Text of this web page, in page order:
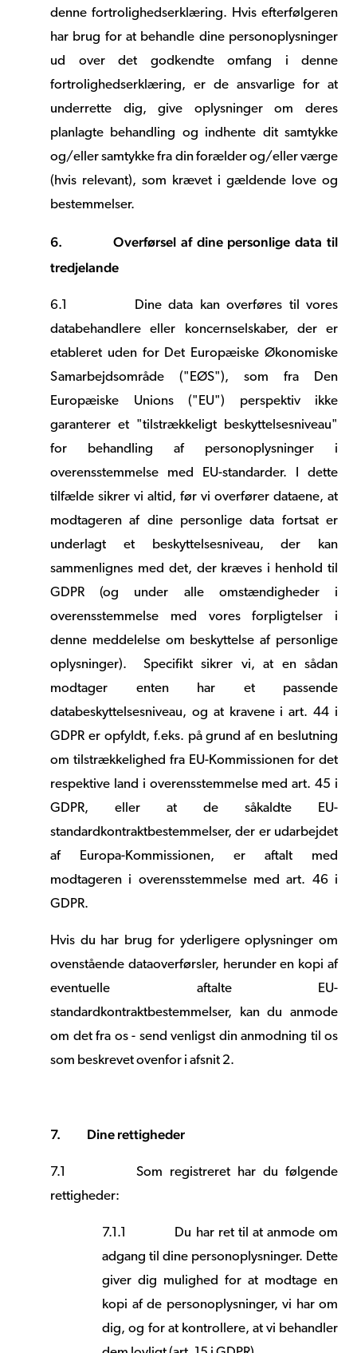
denne fortrolighedserklæring. Hvis efterfølgeren
har brug for at behandle dine personoplysninger
ud over det godkendte omfang i denne
fortrolighedserklæring, er de ansvarlige for at
underrette dig, give oplysninger om deres
planlagte behandling og indhente dit samtykke
og/eller samtykke fra din forælder og/eller værge
(hvis relevant), som krævet i gældende love og
bestemmelser.
6.
Overførsel af dine personlige data til
tredjelande
6.1
Dine data kan overføres til vores
databehandlere eller koncernselskaber, der er
etableret uden for Det Europæiske Økonomiske
Samarbejdsområde ("EØS"), som fra Den
Europæiske Unions ("EU") perspektiv ikke
garanterer et "tilstrækkeligt beskyttelsesniveau"
for behandling af personoplysninger i
overensstemmelse med EU-standarder. I dette
tilfælde sikrer vi altid, før vi overfører dataene, at
modtageren af dine personlige data fortsat er
underlagt et beskyttelsesniveau, der kan
sammenlignes med det, der kræves i henhold til
GDPR (og under alle omstændigheder i
overensstemmelse med vores forpligtelser i
denne meddelelse om beskyttelse af personlige
oplysninger). Specifikt sikrer vi, at en sådan
modtager enten har et passende
databeskyttelsesniveau, og at kravene i art. 44 i
GDPR er opfyldt, f.eks. på grund af en beslutning
om tilstrækkelighed fra EU-Kommissionen for det
respektive land i overensstemmelse med art. 45 i
GDPR, eller at de såkaldte EU-
standardkontraktbestemmelser, der er udarbejdet
af Europa-Kommissionen, er aftalt med
modtageren i overensstemmelse med art. 46 i
GDPR.
Hvis du har brug for yderligere oplysninger om
ovenstående dataoverførsler, herunder en kopi af
eventuelle aftalte EU-
standardkontraktbestemmelser, kan du anmode
om det fra os - send venligst din anmodning til os
som beskrevet ovenfor i afsnit 2.
7. Dine rettigheder
7.1Som registreret har du følgende
rettigheder:
7.1.1
Du har ret til at anmode om
adgang til dine personoplysninger. Dette
giver dig mulighed for at modtage en
kopi af de personoplysninger, vi har om
dig, og for at kontrollere, at vi behandler